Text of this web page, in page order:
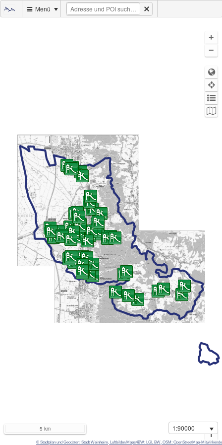
+
−
i
5 km
Menü
1:90000
© Stadtplan und Geodaten: Stadt Weinheim, Luftbilder/Maps4BW: LGL BW, OSM: OpenStreetMap-Mitwirkende